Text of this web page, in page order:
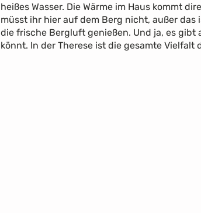
heißes Wasser. Die Wärme im Haus kommt
müsst ihr hier auf dem Berg nicht, außer
die frische Bergluft genießen. Und ja, es
könnt. In der Therese ist die gesamte